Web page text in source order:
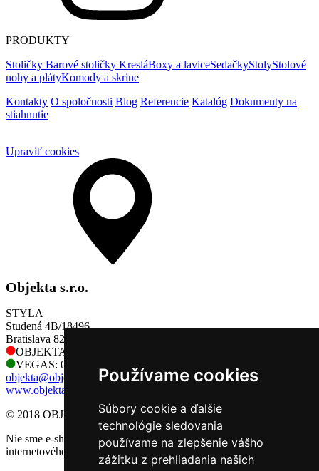
Používame cookies
Súbory cookie a ďalšie
technológie sledovania
používame na zlepšenie vášho
zážitku z prehliadania našich
PRODUKTY
Stoličky Barové stoličky KresláBoxy a laviceSedačkyStolyStolové
nohy a plátyKomody a skrine
Kontakty O spoločnosti Blog Referencie Katalóg Dokumenty na
stiahnutie
Upraviť cookies
Objekta s.r.o.
STYLA
Studená 4B/18496
Bratislava 821 04
OBJEKTA: 0905 730 128
VEGAS: 0905 730 128
objekta@objekta.sk
www.objekta.sk
© 2018 OBJEKTA, s.r.o.
Nie sme e-shop, preto sa na nás nevzťahujú príslušné pravidlá
internetového obchodu.